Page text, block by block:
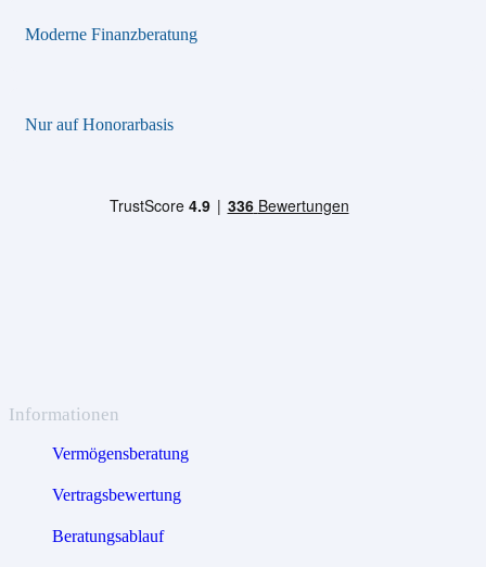
Moderne Finanzberatung
Nur auf Honorarbasis
Informationen
Vermögensberatung
Vertragsbewertung
Beratungsablauf